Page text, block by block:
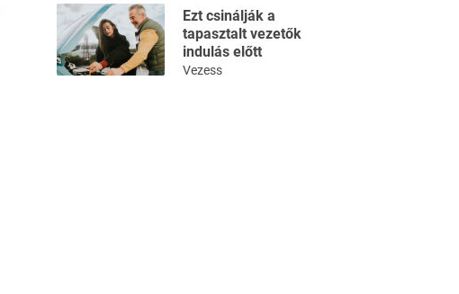
Ezt csinálják a
tapasztalt vezetők
indulás előtt
Vezess